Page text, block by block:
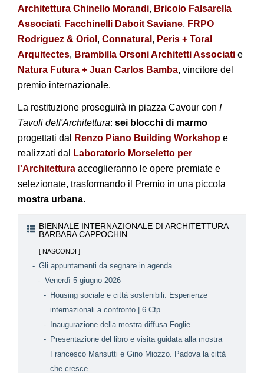
Architettura Chinello Morandi, Bricolo Falsarella
Associati, Facchinelli Daboit Saviane, FRPO
Rodriguez & Oriol , Connatural , Peris + Toral
Arquitectes, Brambilla Orsoni Architetti Associati e
Natura Futura + Juan Carlos Bamba, vincitore del
premio internazionale.
La restituzione proseguirà in piazza Cavour con I
Tavoli dell'Architettura: sei blocchi di marmo
progettati dal
Renzo Piano Building Workshop e
realizzati dal
Laboratorio Morseletto per
l'Architettura accoglieranno le opere premiate e
selezionate, trasformando il Premio in una piccola
mostra urbana.
BIENNALE INTERNAZIONALE DI ARCHITETTURA
BARBARA CAPPOCHIN
Gli appuntamenti da segnare in agenda
Venerdì 5 giugno 2026
Housing sociale e città sostenibili. Esperienze
internazionali a confronto | 6 Cfp
Inaugurazione della mostra diffusa Foglie
Presentazione del libro e visita guidata alla mostra
Francesco Mansutti e Gino Miozzo. Padova la città
che cresce